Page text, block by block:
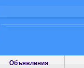
Объявления